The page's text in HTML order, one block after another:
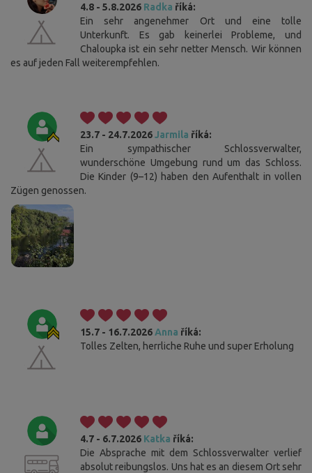
4.8 - 5.8.2026 Radka říká:
Ein sehr angenehmer Ort und eine tolle
Unterkunft. Es gab keinerlei Probleme, und
Chaloupka ist ein sehr netter Mensch. Wir können
es auf jeden Fall weiterempfehlen.
23.7 - 24.7.2026Jarmila říká:
Ein sympathischer Schlossverwalter,
wunderschöne Umgebung rund um das Schloss.
Die Kinder (9–12) haben den Aufenthalt in vollen
Zügen genossen.
15.7 - 16.7.2026Anna říká:
Tolles Zelten, herrliche Ruhe und super Erholung
4.7 - 6.7.2026 Katka říká:
Die Absprache mit dem Schlossverwalter verlief
absolut reibungslos. Uns hat es an diesem Ort sehr